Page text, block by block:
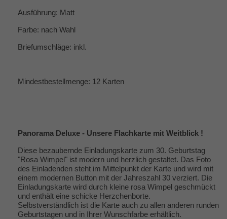
Ausführung: Matt
Farbe: nach Wahl
Briefumschläge: inkl.
Mindestbestellmenge: 12 Karten
Panorama Deluxe - Unsere Flachkarte mit Weitblick !
Diese bezaubernde Einladungskarte zum 30. Geburtstag
"Rosa Wimpel" ist modern und herzlich gestaltet. Das Foto
des Einladenden steht im Mittelpunkt der Karte und wird mit
einem modernen Button mit der Jahreszahl 30 verziert. Die
Einladungskarte wird durch kleine rosa Wimpel geschmückt
und enthält eine schicke Herzchenborte.
Selbstverständlich ist die Karte auch zu allen anderen runden
Geburtstagen und in Ihrer Wunschfarbe erhältlich.